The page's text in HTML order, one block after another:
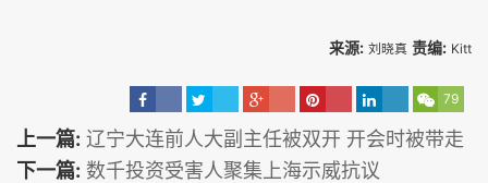
来源: 刘晓真 责编: Kitt
79
上一篇: 辽宁大连前人大副主任被双开 开会时被带走
下一篇: 数千投资受害人聚集上海示威抗议